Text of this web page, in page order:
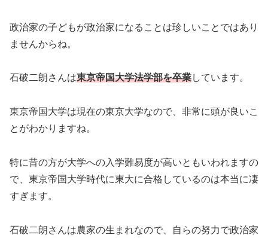
政治家の子どもが政治家になることは珍しいことではあり
ませんからね。
石破二朗さんは東京帝国大学法学部を卒業しています。
東京帝国大学は現在の東京大学なので、非常に頭が良いこ
とがわかりますね。
特に昔の方が大学への入学難易度が高いともいわれますの
で、東京帝国大学時代に東大に合格しているのは本当に凄
すぎます。
石破二朗さんは農家の生まれなので、自らの努力で政治家